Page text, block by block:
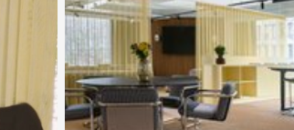
Katso kuva 2 / 6